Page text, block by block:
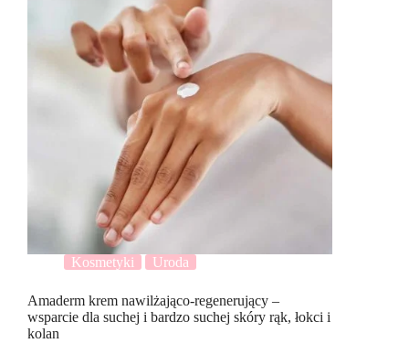
Kosmetyki Uroda
Amaderm krem nawilżająco-regenerujący –
wsparcie dla suchej i bardzo suchej skóry rąk, łokci i
kolan